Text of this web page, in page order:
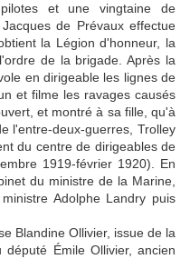
et une vingtaine de
de Prévaux effectue
la Légion d'honneur, la
de la brigade. Après la
en dirigeable les lignes de
et filme les ravages causés
et montré à sa fille, qu'à
l'entre-deux-guerres, Trolley
du centre de dirigeables de
1919-février 1920). En
du ministre de la Marine,
Adolphe Landry puis
Blandine Ollivier, issue de la
Émile Ollivier, ancien